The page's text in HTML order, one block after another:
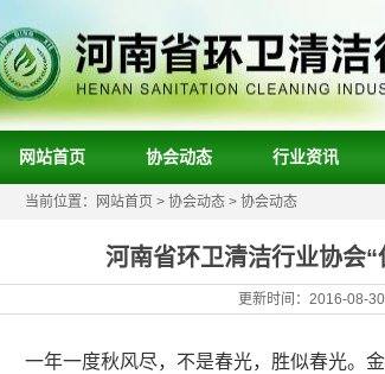
网站首页 协会动态 行业资讯
当前位置： 网站首页 > 协会动态 > 协会动态
河南省环卫清洁行业协会
更新时间：2016-08-
一年一度秋风尽，不是春光，胜似春光。